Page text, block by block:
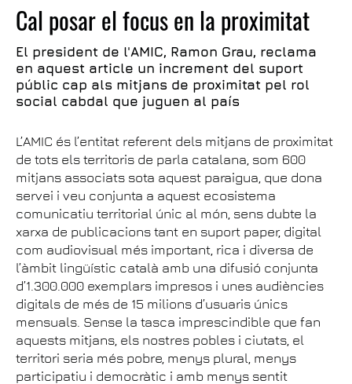
Cal posar el focus en la proximitat
El president de l'AMIC, Ramon Grau, reclama
en aquest article un increment del suport
públic cap als mitjans de proximitat pel rol
social cabdal que juguen al país
L’AMIC és l’entitat referent dels mitjans de proximitat
de tots els territoris de parla catalana, som 600
mitjans associats sota aquest paraigua, que dona
servei i veu conjunta a aquest ecosistema
comunicatiu territorial únic al món, sens dubte la
xarxa de publicacions tant en suport paper, digital
com audiovisual més important, rica i diversa de
l’àmbit lingüístic català amb una difusió conjunta
d’1.300.000 exemplars impresos i unes audiències
digitals de més de 15 milions d’usuaris únics
mensuals. Sense la tasca imprescindible que fan
aquests mitjans, els nostres pobles i ciutats, el
territori seria més pobre, menys plural, menys
participatiu i democràtic i amb menys sentit